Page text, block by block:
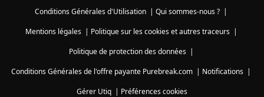
Conditions Générales d'Utilisation | Qui sommes-nous ? |
Mentions légales| Politique sur les cookies et autres traceurs|
Politique de protection des données|
Conditions Générales de l'offre payante Purebreak.com | Notifications |
Gérer Utiq | Préférences cookies